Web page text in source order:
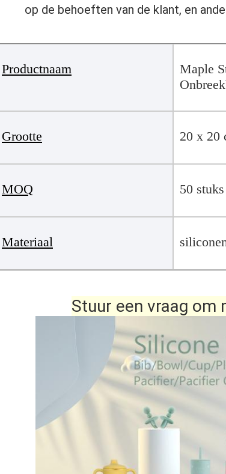
op de behoeften van de klant, en
Productnaam
Maple
Grootte 20 x 20
MOQ 50
Materiaal
Stuur een vraag om